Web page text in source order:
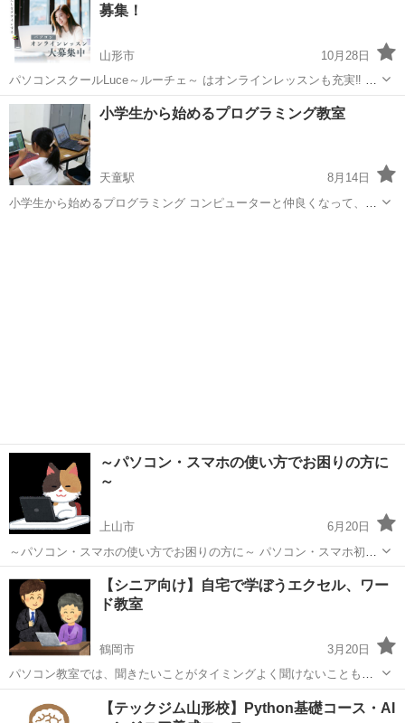
募集！
山形市
10月28日
パソコンスクールLuce～ルーチェ～ はオンラインレッスンも充実‼︎ ・
WEBデザイン ・WEBサイト制作 ・３Dグラフィック ・CAD その他オ
ンラインレッスン取り扱っております。 学ばれたい、身につけ...
山形 山形市 Illustrator
小学生から始めるプログラミング教室
天童駅
8月14日
小学生から始めるプログラミング コンピューターと仲良くなって、新
～パソコン・スマホの使い方でお困りの方に
～
上山市
6月20日
～パソコン・スマホの使い方でお困りの方に～ パソコン・スマホ初心
者の方向けにパソコン・スマホの使い方を出張アドバイスいたしま
す。 パソコン教室のような形式ではなく、使い方等の疑問にアドバイ
スさせていただくかた...
山形 上山市 Windows総合
【シニア向け】自宅で学ぼうエクセル、ワー
ド教室
鶴岡市
3月20日
パソコン教室では、聞きたいことがタイミングよく聞けないこともあ
ると思います そんな方向けに、講師がご自宅へ伺い、聞きたいことを
丁寧にお教えいたします。 三川町から片道1時間圏内であれば、ご自
パソコン シニア向け
【テックジム山形校】Python基礎コース・AI